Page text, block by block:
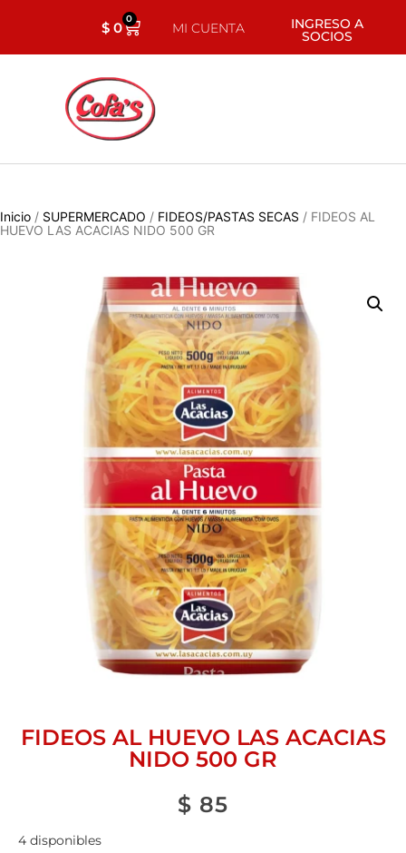
$0 0
MI CUENTA INGRESO A
SOCIOS
Inicio / SUPERMERCADO / FIDEOS/PASTAS SECAS / FIDEOS AL
HUEVO LAS ACACIAS NIDO 500 GR
FIDEOS AL HUEVO LAS ACACIAS
NIDO 500 GR
$ 85
4 disponibles